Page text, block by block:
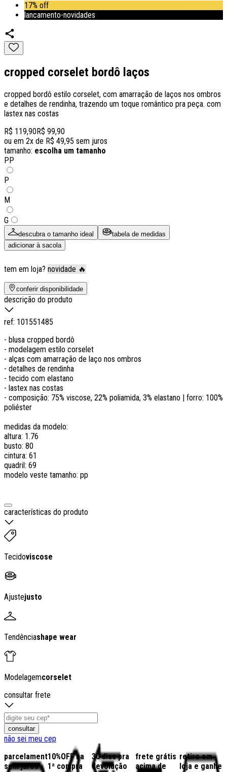
17% off
lancamento-novidades
cropped corselet bordô laços
cropped bordô estilo corselet, com amarração de laços nos ombros
e detalhes de rendinha, trazendo um toque romântico pra peça. com
lastex nas costas
R$ 119,90R$ 99,90
ou em 2x de R$ 49,95 sem juros
tamanho: escolha um tamanho
PP
P
M
G
descubra o tamanho ideal
tabela de medidas
adicionar à sacola
tem em loja? novidade 🔥
conferir disponibilidade
descrição do produto
ref: 101551485
- blusa cropped bordô
- modelagem estilo corselet
- alças com amarração de laço nos ombros
- detalhes de rendinha
- tecido com elastano
- lastex nas costas
- composição: 75% viscose, 22% poliamida, 3% elastano | forro: 100%
poliéster
medidas da modelo:
altura: 1.76
busto: 80
cintura: 61
quadril: 69
modelo veste tamanho: pp
características do produto
Tecidoviscose
Ajustejusto
Tendênciashape wear
Modelagemcorselet
consultar frete
consultar
não sei meu cep
parcelamento
sem juros
10%OFF na
1ª compra
30 dias pra
devolução
frete grátis
acima de
retire em
loja e ganhe